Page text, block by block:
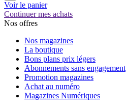
Voir le panier
Continuer mes achats
Nos offres
Nos magazines
La boutique
Bons plans prix légers
Abonnements sans engagement
Promotion magazines
Achat au numéro
Magazines Numériques